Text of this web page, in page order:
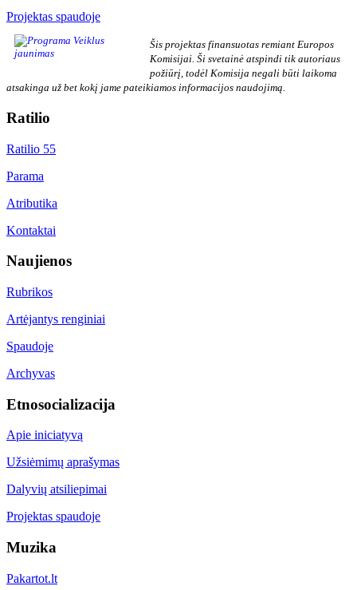
Projektas spaudoje
Šis projektas finansuotas remiant Europos
Komisijai. Ši svetainė atspindi tik autoriaus
požiūrį, todėl Komisija negali būti laikoma
atsakinga už bet kokį jame pateikiamos informacijos naudojimą.
Ratilio
Ratilio 55
Parama
Atributika
Kontaktai
Naujienos
Rubrikos
Artėjantys renginiai
Spaudoje
Archyvas
Etnosocializacija
Apie iniciatyvą
Užsiėmimų aprašymas
Dalyvių atsiliepimai
Projektas spaudoje
Muzika
Pakartot.lt